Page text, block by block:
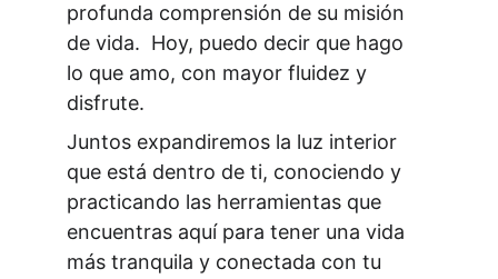
profunda comprensión de su misión
de vida.  Hoy, puedo decir que hago
lo que amo, con mayor fluidez y
disfrute.
Juntos expandiremos la luz interior
que está dentro de ti, conociendo y
practicando las herramientas que
encuentras aquí para tener una vida
más tranquila y conectada con tu